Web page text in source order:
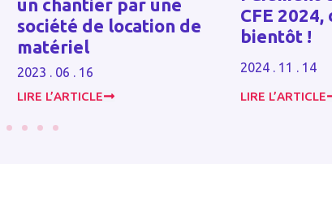
un chantier par une
société de location de
matériel
2023 . 06 . 16
LIRE L’ARTICLE
CFE 2024,
bientôt !
2024 . 11 . 14
LIRE L’ARTICLE